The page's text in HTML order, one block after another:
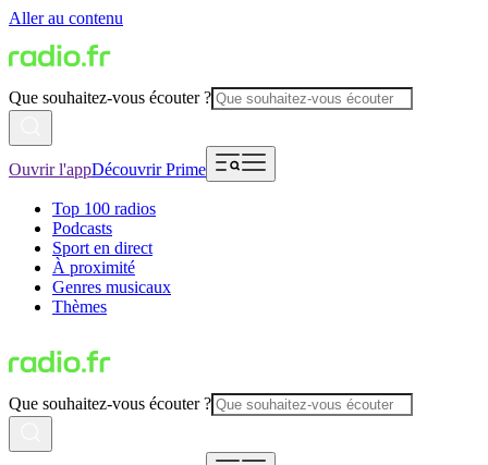
Aller au contenu
Que souhaitez-vous écouter ?
Ouvrir l'appDécouvrir Prime
Top 100 radios
Podcasts
Sport en direct
À proximité
Genres musicaux
Thèmes
Que souhaitez-vous écouter ?